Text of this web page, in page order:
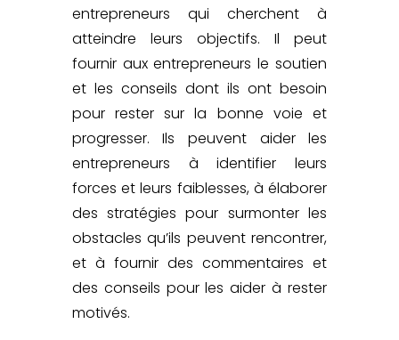
entrepreneurs qui cherchent à
atteindre leurs objectifs. Il peut
fournir aux entrepreneurs le soutien
et les conseils dont ils ont besoin
pour rester sur la bonne voie et
progresser. Ils peuvent aider les
entrepreneurs à identifier leurs
forces et leurs faiblesses, à élaborer
des stratégies pour surmonter les
obstacles qu’ils peuvent rencontrer,
et à fournir des commentaires et
des conseils pour les aider à rester
motivés.